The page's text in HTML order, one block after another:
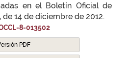
en el Boletín Oficial de
de 14 de diciembre de 2012.
8-013502
PDF